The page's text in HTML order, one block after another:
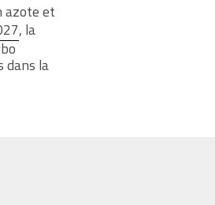
azote et
, la
dans la